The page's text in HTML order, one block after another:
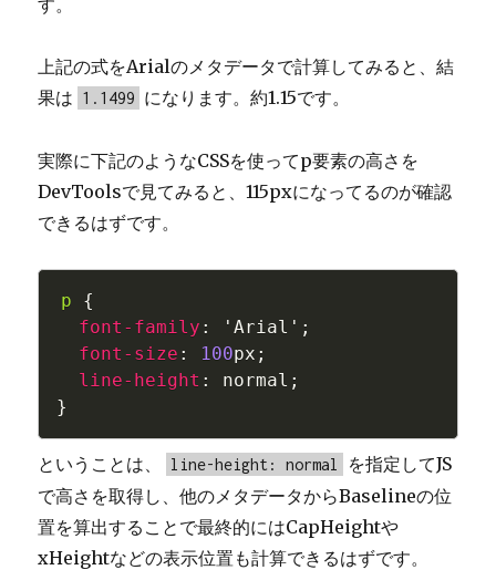
す。
上記の式をArialのメタデータで計算してみると、結
果は 1.1499 になります。約1.15です。
実際に下記のようなCSSを使ってp要素の高さを
DevToolsで見てみると、115pxになってるのが確認
できるはずです。
p {
font-family : 'Arial' ;
font-size : 100px ;
line-height : normal ;
}
ということは、 line-height: normal
を指定してJS
で高さを取得し、他のメタデータからBaselineの位
置を算出することで最終的にはCapHeightや
xHeightなどの表示位置も計算できるはずです。